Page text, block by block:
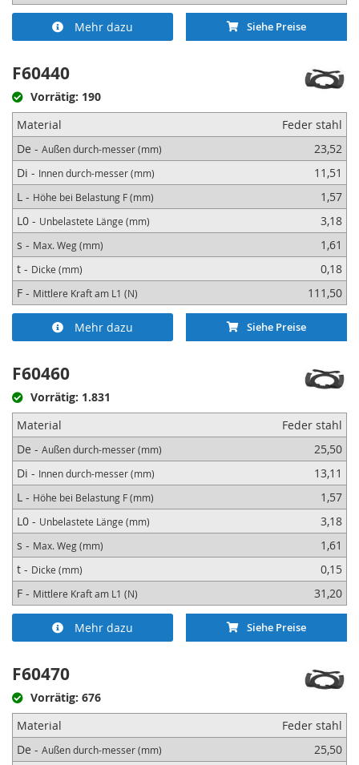
Mehr dazu Siehe Preise
F60440
Vorrätig: 190
Material
Feder stahl
De - Außen durch-messer (mm)
23,52
Di - Innen durch-messer (mm)
11,51
L - Höhe bei Belastung F (mm)
1,57
L0 - Unbelastete Länge (mm)
3,18
s - Max. Weg (mm)
1,61
t - Dicke (mm)
0,18
F - Mittlere Kraft am L1 (N) 111,50
Mehr dazu Siehe Preise
F60460
Vorrätig: 1.831
Material
Feder stahl
De - Außen durch-messer (mm)
25,50
Di - Innen durch-messer (mm)
13,11
L - Höhe bei Belastung F (mm)
1,57
L0 - Unbelastete Länge (mm)
3,18
s - Max. Weg (mm)
1,61
t - Dicke (mm)
0,15
F - Mittlere Kraft am L1 (N) 31,20
Mehr dazu Siehe Preise
F60470
Vorrätig: 676
Material
Feder stahl
De - Außen durch-messer (mm)
25,50